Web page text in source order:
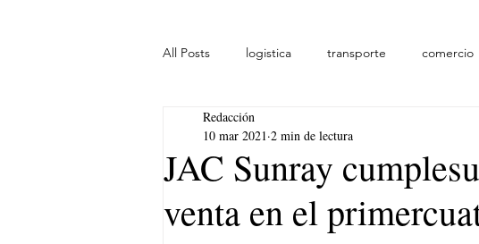
All Posts logistica transporte comercio
lideres
JAC Sunray
venta en el
Redacción
10 mar 2021 2 min de lectura